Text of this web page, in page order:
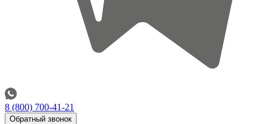
8 (800) 700-41-21
Обратный звонок